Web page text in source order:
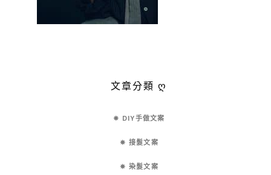
文章分類 ღ
✵ DIY手做文案
✵ 接髮文案
✵ 染髮文案